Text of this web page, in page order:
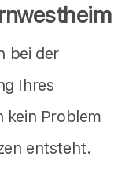
bei der
Ihres
kein Problem
entsteht.